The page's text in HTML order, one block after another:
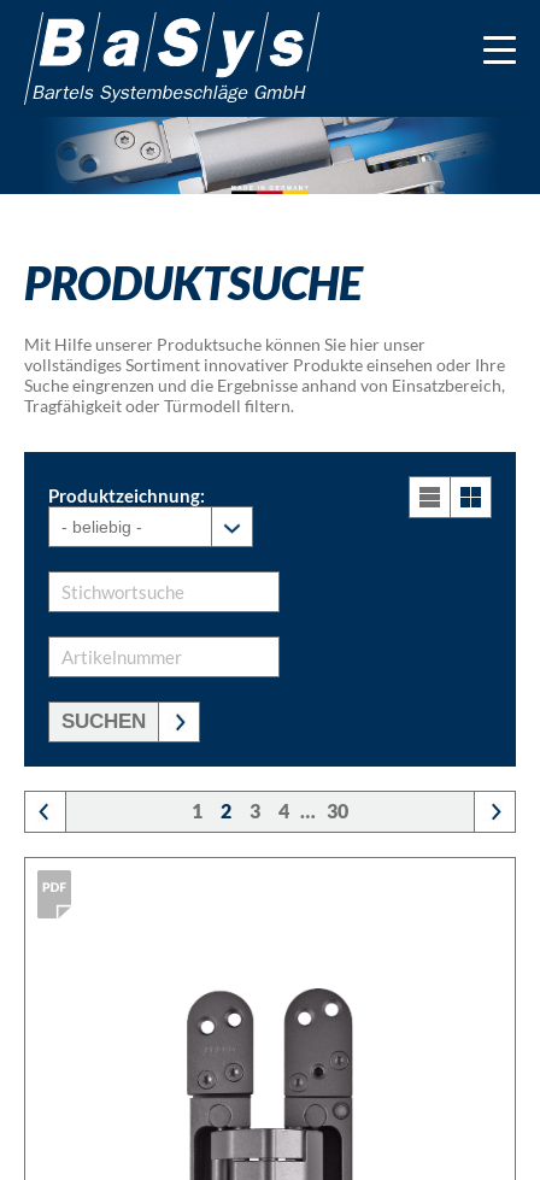
PRODUKTSUCHE
Mit Hilfe unserer Produktsuche können Sie hier unser
vollständiges Sortiment innovativer Produkte einsehen oder Ihre
Suche eingrenzen und die Ergebnisse anhand von Einsatzbereich,
Tragfähigkeit oder Türmodell filtern.
Produktzeichnung:
SUCHEN
1 2 3 4 … 30